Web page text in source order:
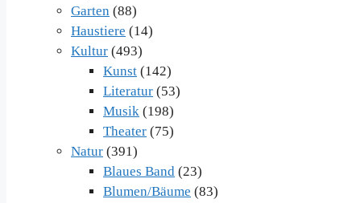
Garten (88)
Haustiere (14)
Kultur (493)
Kunst (142)
Literatur (53)
Musik (198)
Theater (75)
Natur (391)
Blaues Band (23)
Blumen/Bäume (83)